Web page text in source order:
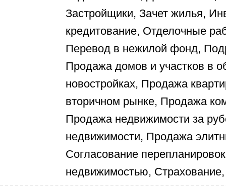
Застройщики, Зачет жилья,
кредитование, Отделочные
Перевод в нежилой фонд,
Продажа домов и участков в
новостройках, Продажа
вторичном рынке, Продажа
Продажа недвижимости за
недвижимости, Продажа
Согласование
недвижимостью,